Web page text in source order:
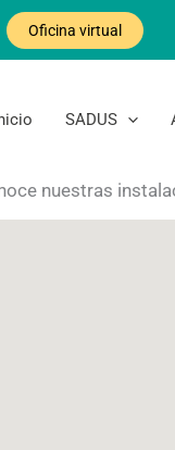
Oficina virtual
SADUS
nuestras